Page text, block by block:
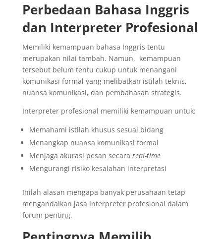
Perbedaan Bahasa Inggris
dan Interpreter Profesional
Memiliki kemampuan bahasa Inggris tentu
merupakan nilai tambah. Namun, kemampuan
tersebut belum tentu cukup untuk menangani
komunikasi formal yang melibatkan istilah teknis,
nuansa komunikasi, dan pembahasan strategis.
Interpreter profesional memiliki kemampuan untuk:
Memahami istilah khusus sesuai bidang
Menangkap nuansa komunikasi formal
Menjaga akurasi pesan secara real-time
Mengurangi risiko kesalahan interpretasi
Inilah alasan mengapa banyak perusahaan tetap
mengandalkan jasa interpreter profesional dalam
forum penting.